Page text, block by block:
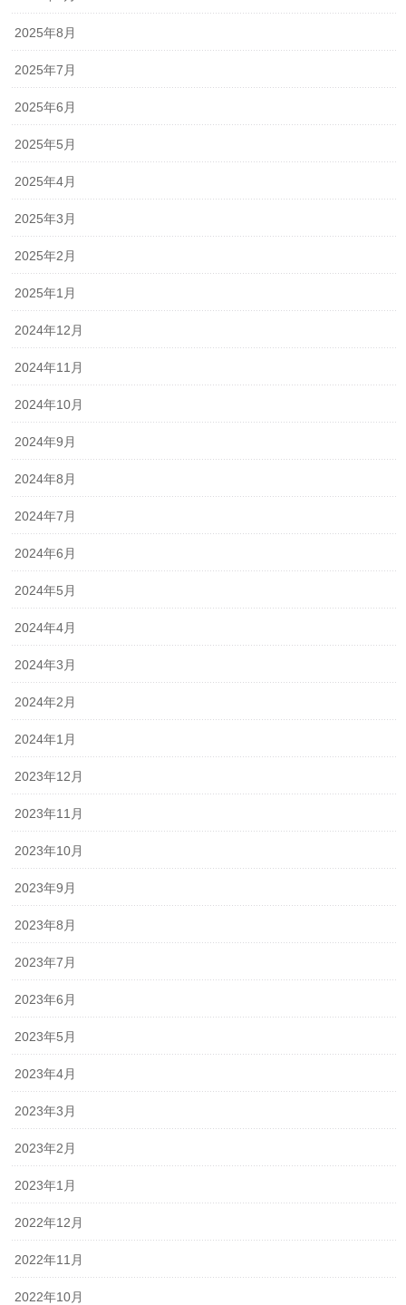
2025年8月
2025年7月
2025年6月
2025年5月
2025年4月
2025年3月
2025年2月
2025年1月
2024年12月
2024年11月
2024年10月
2024年9月
2024年8月
2024年7月
2024年6月
2024年5月
2024年4月
2024年3月
2024年2月
2024年1月
2023年12月
2023年11月
2023年10月
2023年9月
2023年8月
2023年7月
2023年6月
2023年5月
2023年4月
2023年3月
2023年2月
2023年1月
2022年12月
2022年11月
2022年10月